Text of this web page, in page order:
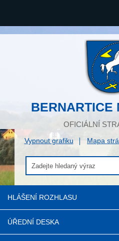
BERNARTICE
OFICIÁLNÍ
Vypnout grafiku Mapa
HLÁŠENÍ ROZHLASU
ÚŘEDNÍ DESKA